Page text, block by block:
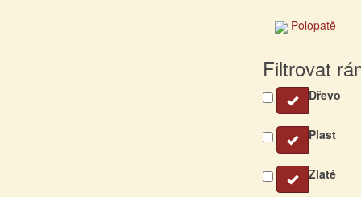
Polopatě
Filtrovat
Dřevo
Plast
Zlaté